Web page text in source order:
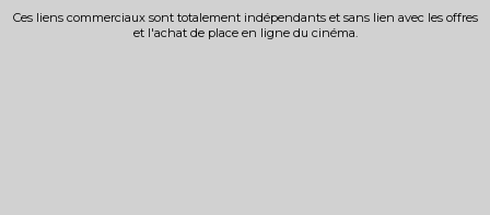
Ces liens commerciaux sont totalement indépendants et sans lien avec les offres
et l'achat de place en ligne du cinéma.